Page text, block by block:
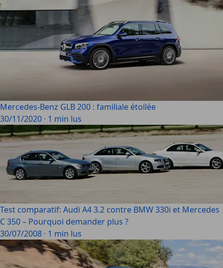
Mercedes-Benz GLB 200 : familiale étoilée
30/11/2020 · 1 min lus
Test comparatif: Audi A4 3.2 contre BMW 330i et Mercedes
C 350 – Pourquoi demander plus ?
30/07/2008 · 1 min lus